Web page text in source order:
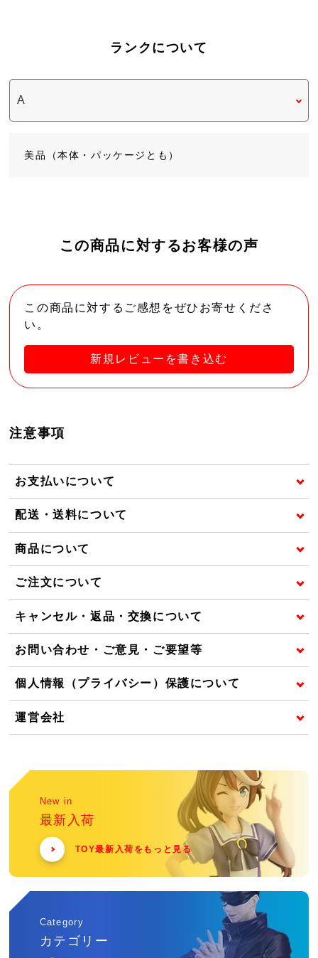
ランクについて
美品（本体・パッケージとも）
この商品に対するお客様の声
この商品に対するご感想をぜひお寄せくださ
い。
新規レビューを書き込む
注意事項
お支払いについて
配送・送料について
商品について
ご注文について
キャンセル・返品・交換について
お問い合わせ・ご意見・ご要望等
個人情報（プライバシー）保護について
運営会社
New in
最新入荷
TOY最新入荷をもっと見る
Category
カテゴリー